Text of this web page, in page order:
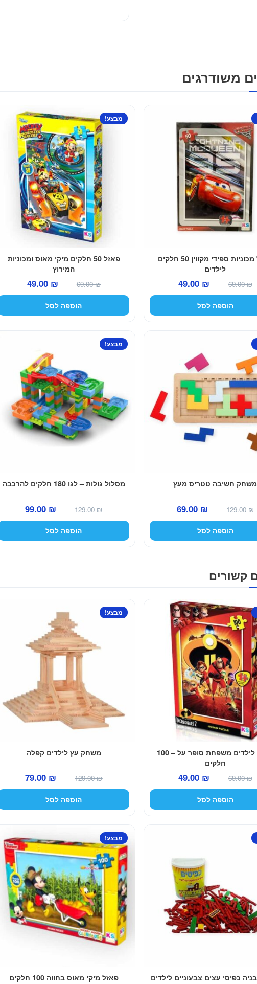
משודרגים
פאזל מכוניות ספידי מקווין 50 חלקים
לילדים
69.00₪
המחיר
המקורי
היה:
49.00 ₪
המחיר
הנוכחי
הוספה לסל
פאזל 50 חלקים מיקי מאוס ומכוניות
המירוץ
מבצע!
69.00₪
המחיר
המקורי
היה:
49.00 ₪
המחיר
הנוכחי
הוספה לסל
משחק חשיבה טטריס מעץ
129.00₪
המחיר
המקורי
היה:
69.00 ₪
המחיר
הנוכחי
הוספה לסל
מסלול גולות – לגו 180 חלקים להרכבה
מבצע!
129.00₪
המחיר
המקורי
היה:
99.00 ₪
המחיר
הנוכחי
הוספה לסל
קשורים
פאזל לילדים משפחת סופר על – 100
חלקים
69.00₪
המחיר
המקורי
היה:
49.00 ₪
המחיר
הנוכחי
הוספה לסל
משחק עץ לילדים קפלה
מבצע!
129.00₪
המחיר
המקורי
היה:
79.00 ₪
המחיר
הנוכחי
הוספה לסל
כפיסי עצים צבעוניים לילדים פאזל מיקי מאוס בחווה 100 חלקים
מבצע!